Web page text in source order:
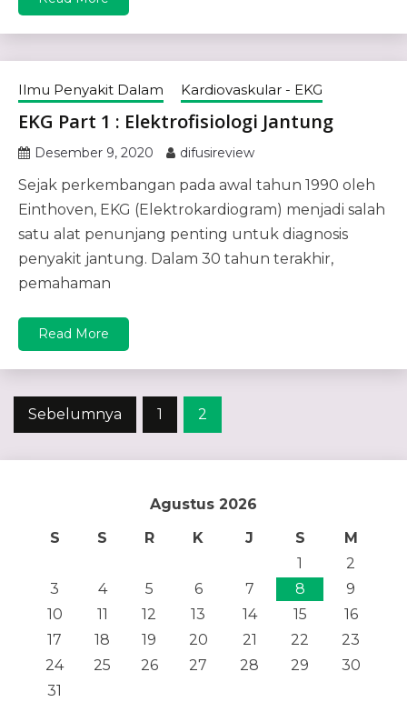
Ilmu Penyakit Dalam Kardiovaskular - EKG
EKG Part 1 : Elektrofisiologi Jantung
Desember 9, 2020 difusireview
Sejak perkembangan pada awal tahun 1990 oleh
Einthoven, EKG (Elektrokardiogram) menjadi salah
satu alat penunjang penting untuk diagnosis
penyakit jantung. Dalam 30 tahun terakhir,
pemahaman
Read More
Paginasi
Sebelumnya 1 2
Agustus 2026
S
S R K J S
M
1
2
3
4 5 6 7 8
9
10
11 12 13 14 15
16
17
18 19 20 21 22
23
24
25 26 27 28 29
30
31